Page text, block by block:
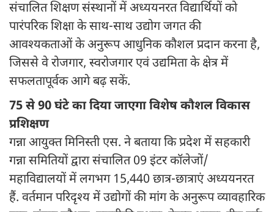
संचालित शिक्षण संस्थानों में अध्ययनरत विद्यार्थियों को
पारंपरिक शिक्षा के साथ-साथ उद्योग जगत की
आवश्यकताओं के अनुरूप आधुनिक कौशल प्रदान करना है,
जिससे वे रोजगार, स्वरोजगार एवं उद्यमिता के क्षेत्र में
सफलतापूर्वक आगे बढ़ सकें.
75 से 90 घंटे का दिया जाएगा विशेष कौशल विकास
प्रशिक्षण
गन्ना आयुक्त मिनिस्ती एस. ने बताया कि प्रदेश में सहकारी
गन्ना समितियों द्वारा संचालित 09 इंटर कॉलेजों/
महाविद्यालयों में लगभग 15,440 छात्र-छात्राएं अध्ययनरत
हैं. वर्तमान परिदृश्य में उद्योगों की मांग के अनुरूप व्यावहारिक